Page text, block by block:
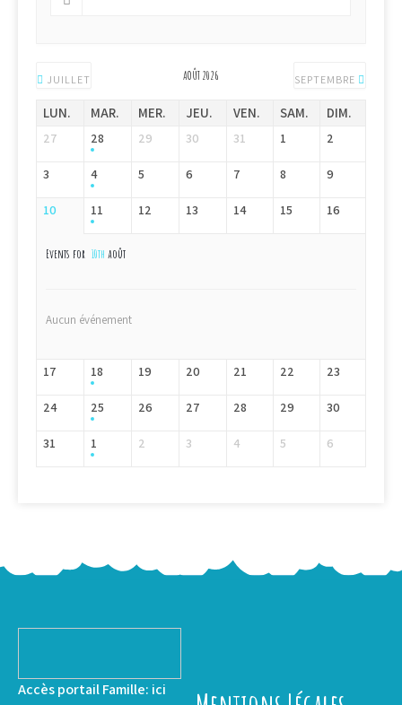
JUILLET AOÛT 2026 SEPTEMBRE
LUN. MAR. MER. JEU. VEN. SAM. DIM.
27 28 29 30 31 1 2
3 4 5 6 7 8 9
10 11 12 13 14 15 16
Events for 10th août
Aucun événement
17 18 19 20 21 22 23
24 25 26 27 28 29 30
31 1 2 3 4 5 6
Accès portail Famille: ici